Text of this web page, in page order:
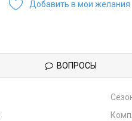
Добавить в мои желания
ВОПРОСЫ